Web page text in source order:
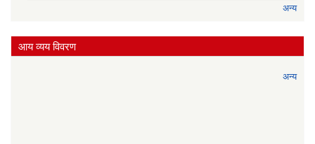
अन्य
आय व्यय विवरण
अन्य